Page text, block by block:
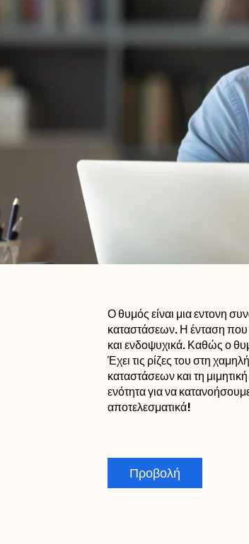
Ο θυμός είναι μια εντονη
καταστάσεων. Η ένταση
και ενδοψυχικά. Καθώς ο
Έχει τις ρίζες του στη
καταστάσεων και τη
ενότητα για να
Προβολή